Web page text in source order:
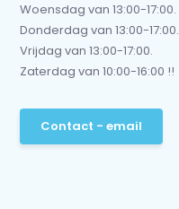
Woensdag van 13:00-17:00.
Donderdag van 13:00-17:00.
Vrijdag van 13:00-17:00.
Zaterdag van 10:00-16:00 !!
Contact - email